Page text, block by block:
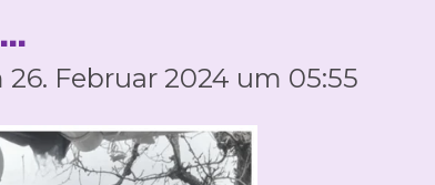
Februar 2024 um 05:55